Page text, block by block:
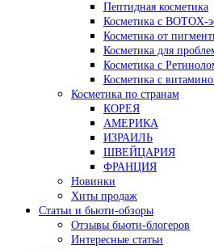
Пептидная косметика
Косметика с BOTOX-
Косметика от
Косметика для
Косметика с
Косметика с
Косметика по странам
КОРЕЯ
АМЕРИКА
ИЗРАИЛЬ
ШВЕЙЦАРИЯ
ФРАНЦИЯ
Новинки
Хиты продаж
Статьи и бьюти-обзоры
Отзывы бьюти-блогеров
Интересные статьи